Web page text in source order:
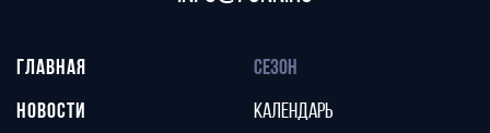
ГЛАВНАЯ
НОВОСТИ
СЕЗОН
КАЛЕНДАРЬ